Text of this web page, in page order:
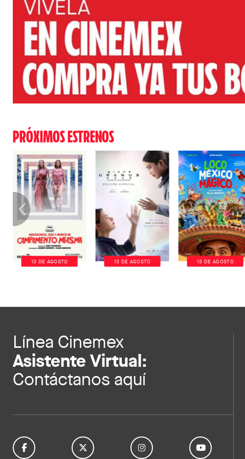
PRÓXIMOS ESTRENOS
13 DE AGOSTO 13 DE AGOSTO 13 DE AGOSTO
Línea Cinemex
Asistente Virtual:
Contáctanos aquí